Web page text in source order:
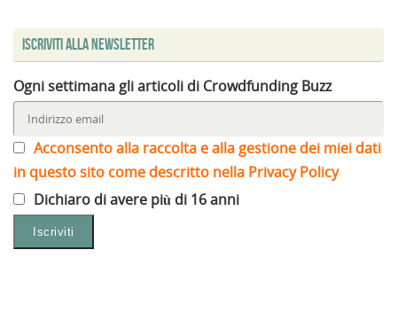
Iscriviti alla Newsletter
Ogni settimana gli articoli di Crowdfunding Buzz
Acconsento alla raccolta e alla gestione dei miei dati
in questo sito come descritto nella Privacy Policy
Dichiaro di avere più di 16 anni